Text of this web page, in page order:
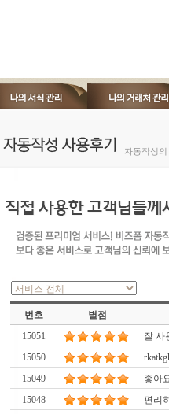
자동작성
번호
별점
15051
잘 사
15050
15049
좋아
15048
편리